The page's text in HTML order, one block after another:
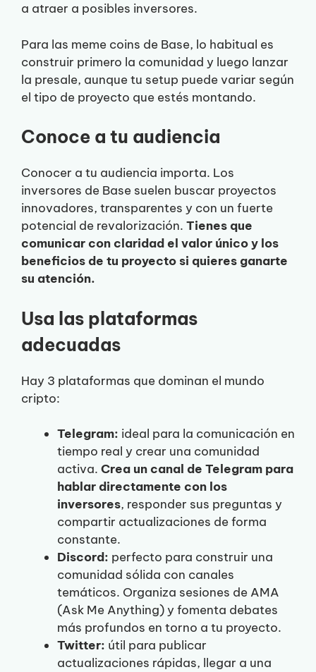
a atraer a posibles inversores.
Para las meme coins de Base, lo habitual es
construir primero la comunidad y luego lanzar
la presale, aunque tu setup puede variar según
el tipo de proyecto que estés montando.
Conoce a tu audiencia
Conocer a tu audiencia importa. Los
inversores de Base suelen buscar proyectos
innovadores, transparentes y con un fuerte
potencial de revalorización. Tienes que
comunicar con claridad el valor único y los
beneficios de tu proyecto si quieres ganarte
su atención.
Usa las plataformas
adecuadas
Hay 3 plataformas que dominan el mundo
cripto:
Telegram: ideal para la comunicación en
tiempo real y crear una comunidad
activa. Crea un canal de Telegram para
hablar directamente con los
inversores, responder sus preguntas y
compartir actualizaciones de forma
constante.
Discord: perfecto para construir una
comunidad sólida con canales
temáticos. Organiza sesiones de AMA
(Ask Me Anything) y fomenta debates
más profundos en torno a tu proyecto.
Twitter: útil para publicar
actualizaciones rápidas, llegar a una